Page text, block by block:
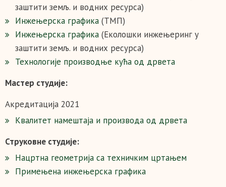
заштити земљ. и водних ресурса)
Инжењерска графика (ТМП)
Инжењерска графика (Еколошки инжењеринг у
заштити земљ. и водних ресурса)
Технологије производње кућа од дрветa
Мастер студије:
Акредитација 2021
Квалитет намештаја и производа од дрвета
Струковне студије:
Нацртна геометрија са техничким цртањем
Примењена инжењерска графика